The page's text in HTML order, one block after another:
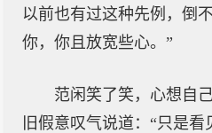
以前也有过这种先例，倒
你，你且放宽些心。”
范闲笑了笑，心想自
旧假意叹气说道：“只是